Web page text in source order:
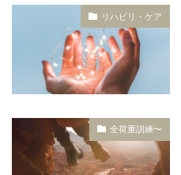
リハビリ・ケア
全荷重訓練〜